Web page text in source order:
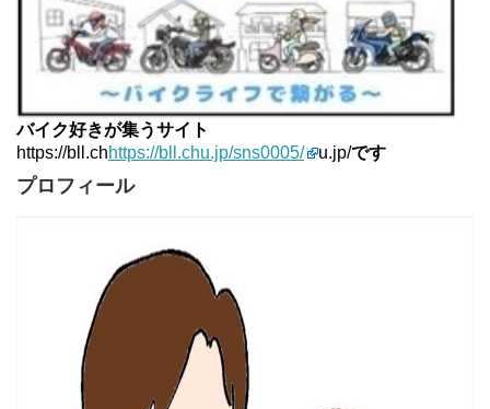
バイク好きが集うサイト
https://bll.chhttps://bll.chu.jp/sns0005/ u.jp/です
プロフィール